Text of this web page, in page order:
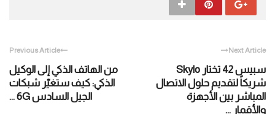
Previous Article
من الهاتف الذكي إلى الوكيل
الذكي: كيف ستغيّر شبكات
الجيل السادس 6G ...
Next Article
سبيس 42 تختار Skylo
شريكاً لتقديم حلول الاتصال
المباشر بين الأجهزة
والأقمار ...